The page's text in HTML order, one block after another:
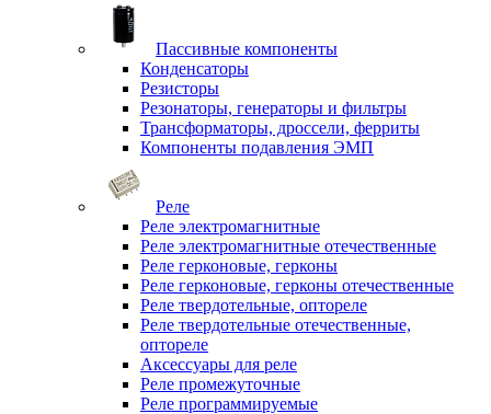
Пассивные компоненты
Конденсаторы
Резисторы
Резонаторы, генераторы и фильтры
Трансформаторы, дроссели, ферриты
Компоненты подавления ЭМП
Реле
Реле электромагнитные
Реле электромагнитные отечественные
Реле герконовые, герконы
Реле герконовые, герконы отечественные
Реле твердотельные, оптореле
Реле твердотельные отечественные,
оптореле
Аксессуары для реле
Реле промежуточные
Реле программируемые